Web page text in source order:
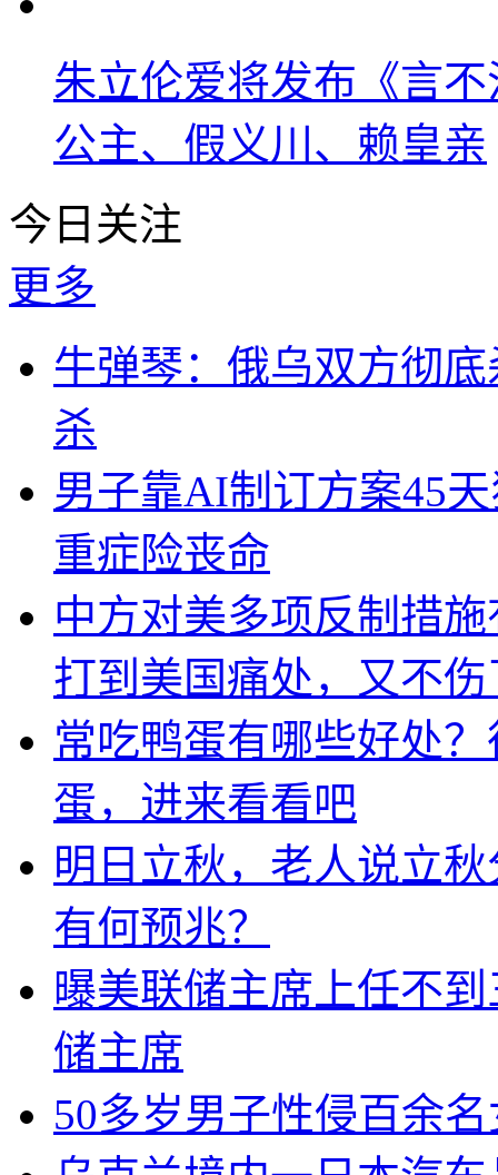
朱立伦爱将发布《言
公主、假义川、赖皇亲
今日关注
更多
牛弹琴：俄乌双方彻
杀
男子靠AI制订方案45
重症险丧命
中方对美多项反制措
打到美国痛处，又不
常吃鸭蛋有哪些好处
蛋，进来看看吧
明日立秋，老人说立
有何预兆？
曝美联储主席上任不
储主席
50多岁男子性侵百余